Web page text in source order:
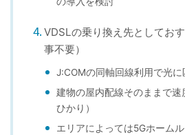
VDSLの乗り換え先としてお
事不要）
J:COMの同軸回線利用で光
建物の屋内配線そのままで
ひかり）
エリアによっては5Gホーム